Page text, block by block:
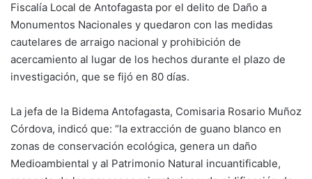
Fiscalía Local de Antofagasta por el delito de Daño a
Monumentos Nacionales y quedaron con las medidas
cautelares de arraigo nacional y prohibición de
acercamiento al lugar de los hechos durante el plazo de
investigación, que se fijó en 80 días.
La jefa de la Bidema Antofagasta, Comisaria Rosario Muñoz
Córdova, indicó que: “la extracción de guano blanco en
zonas de conservación ecológica, genera un daño
Medioambiental y al Patrimonio Natural incuantificable,